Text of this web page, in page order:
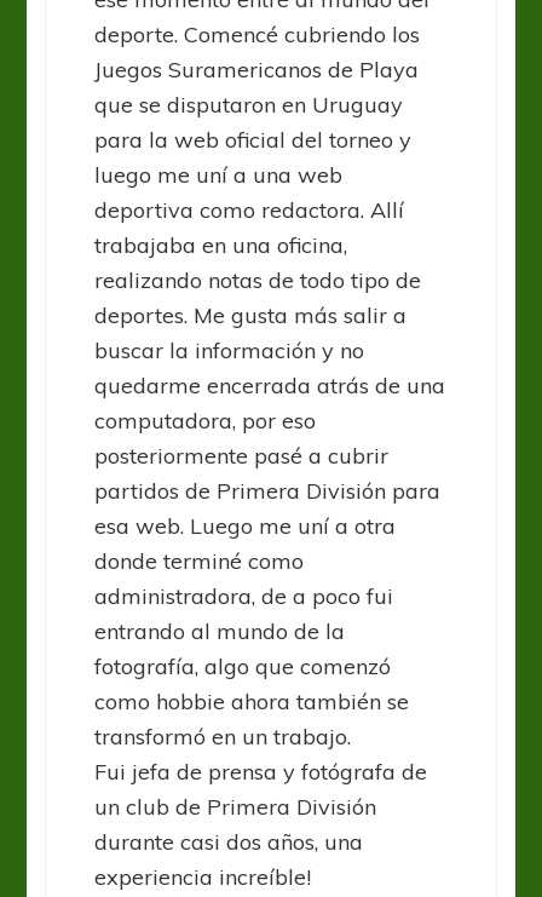
deporte. Comencé cubriendo los
Juegos Suramericanos de Playa
que se disputaron en Uruguay
para la web oficial del torneo y
luego me uní a una web
deportiva como redactora. Allí
trabajaba en una oficina,
realizando notas de todo tipo de
deportes. Me gusta más salir a
buscar la información y no
quedarme encerrada atrás de una
computadora, por eso
posteriormente pasé a cubrir
partidos de Primera División para
esa web. Luego me uní a otra
donde terminé como
administradora, de a poco fui
entrando al mundo de la
fotografía, algo que comenzó
como hobbie ahora también se
transformó en un trabajo.
Fui jefa de prensa y fotógrafa de
un club de Primera División
durante casi dos años, una
experiencia increíble!